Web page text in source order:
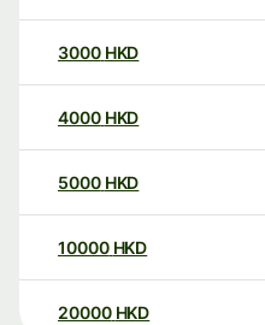
3000 HKD
4000 HKD
5000 HKD
10000 HKD
20000 HKD